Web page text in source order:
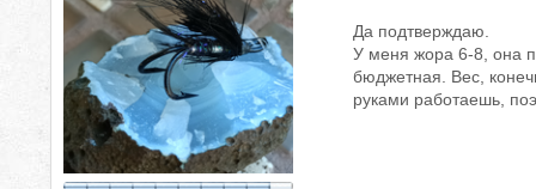
Да подтверждаю.
У меня жора 6-8, она
бюджетная. Вес,
руками работаешь,